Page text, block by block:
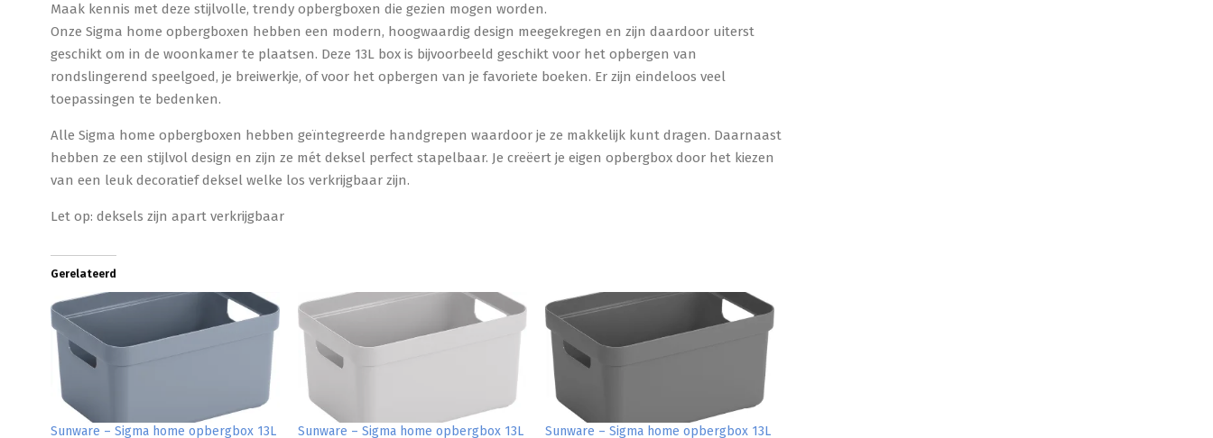
Maak kennis met deze stijlvolle, trendy opbergboxen die gezien mogen worden.
Onze Sigma home opbergboxen hebben een modern, hoogwaardig design meegekregen en zijn daardoor uiterst
geschikt om in de woonkamer te plaatsen. Deze 13L box is bijvoorbeeld geschikt voor het opbergen van
rondslingerend speelgoed, je breiwerkje, of voor het opbergen van je favoriete boeken. Er zijn eindeloos veel
toepassingen te bedenken.
Alle Sigma home opbergboxen hebben geïntegreerde handgrepen waardoor je ze makkelijk kunt dragen. Daarnaast
hebben ze een stijlvol design en zijn ze mét deksel perfect stapelbaar. Je creëert je eigen opbergbox door het kiezen
van een leuk decoratief deksel welke los verkrijgbaar zijn.
Let op: deksels zijn apart verkrijgbaar
Gerelateerd
Sunware – Sigma home opbergbox 13L
Sunware – Sigma home opbergbox 13L
Sunware – Sigma home opbergbox 13L